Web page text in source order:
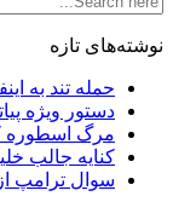
نوشته‌های تازه
حمله تند به
دستور ویژه
مرگ اسطوره
کنایه جالب
سوال ترامپ از